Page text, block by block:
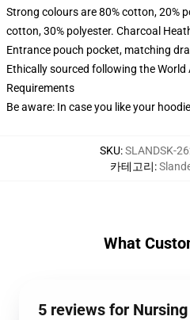
Strong colours are 80% cotton, 20%
cotton, 30% polyester. Charcoal
Entrance pouch pocket, matching
Ethically sourced following the
Requirements
Be aware: In case you like your
SKU:SLANDSK-
카테고리:
What
5 reviews for